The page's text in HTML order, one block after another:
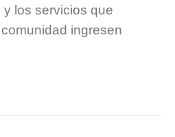
los servicios que
ingresen